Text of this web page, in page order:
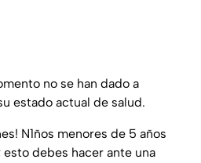
no se han dado a
estado actual de salud.
N1ños menores de 5 años
debes hacer ante una